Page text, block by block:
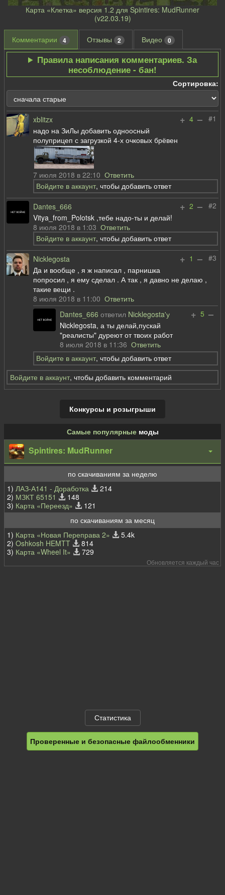
Карта «Клетка» версия 1.2 для Spintires: MudRunner
(v22.03.19)
Комментарии 4 Отзывы 2 Видео 0
Правила написания комментариев. За
несоблюдение - бан!
Сортировка:
#1
+ 4 –
xblitzx
надо на ЗиЛы добавить одноосный
полуприцеп с загрузкой 4-х очковых брёвен
7 июля 2018 в 22:10Ответить
Войдите в аккаунт, чтобы добавить ответ
#2
+ 2 –
Dantes_666
Vitya_from_Polotsk ,тебе надо-ты и делай!
8 июля 2018 в 1:03Ответить
Войдите в аккаунт, чтобы добавить ответ
#3
+ 1 –
Nicklegosta
Да и вообще , я ж написал , парнишка
попросил , я ему сделал . А так , я давно не делаю ,
такие вещи .
8 июля 2018 в 11:00Ответить
+ 5 –
Dantes_666 ответил Nicklegosta'у
Nicklegosta, а ты делай,пускай
"реалисты" дуреют от твоих работ
8 июля 2018 в 11:36Ответить
Войдите в аккаунт, чтобы добавить ответ
Войдите в аккаунт, чтобы добавить комментарий
Конкурсы и розыгрыши
Самые популярныемоды
Spintires: MudRunner
по скачиваниям за неделю
1) ЛАЗ-А141 - Доработка
214
2) МЗКТ 65151
148
3) Карта «Переезд»
121
по скачиваниям за месяц
1) Карта «Новая Переправа 2»
5.4k
2) Oshkosh HEMTT
814
3) Карта «Wheel It» 729
Обновляется каждый час
Статистика
Проверенные и безопасные файлообменники